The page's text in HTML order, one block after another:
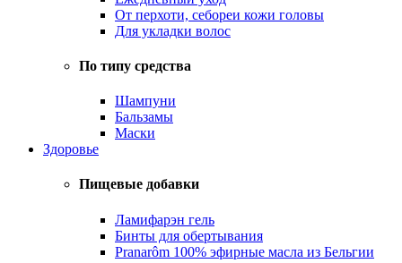
От перхоти, себореи кожи головы
Для укладки волос
По типу средства
Шампуни
Бальзамы
Маски
Здоровье
Пищевые добавки
Ламифарэн гель
Бинты для обертывания
Pranarôm 100% эфирные масла из Бельгии